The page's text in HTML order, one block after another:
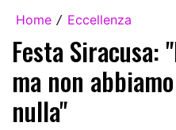
Home / Eccellenza
Festa Siracusa:
ma non
nulla"